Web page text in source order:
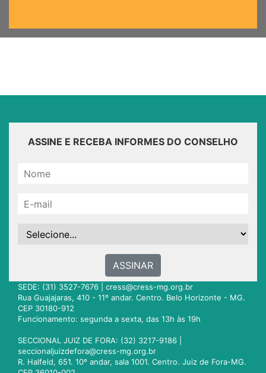
ASSINE E RECEBA INFORMES DO CONSELHO
ASSINAR
SEDE: (31) 3527-7676 | cress@cress-mg.org.br
Rua Guajajaras, 410 - 11º andar. Centro. Belo Horizonte - MG.
CEP 30180-912
Funcionamento: segunda a sexta, das 13h às 19h
SECCIONAL JUIZ DE FORA: (32) 3217-9186 |
seccionaljuizdefora@cress-mg.org.br
R. Halfeld, 651. 10º andar, sala 1001. Centro. Juiz de Fora-MG.